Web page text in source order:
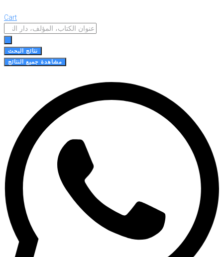
Cart
Search
نتائج البحث
مشاهدة جميع النتائج